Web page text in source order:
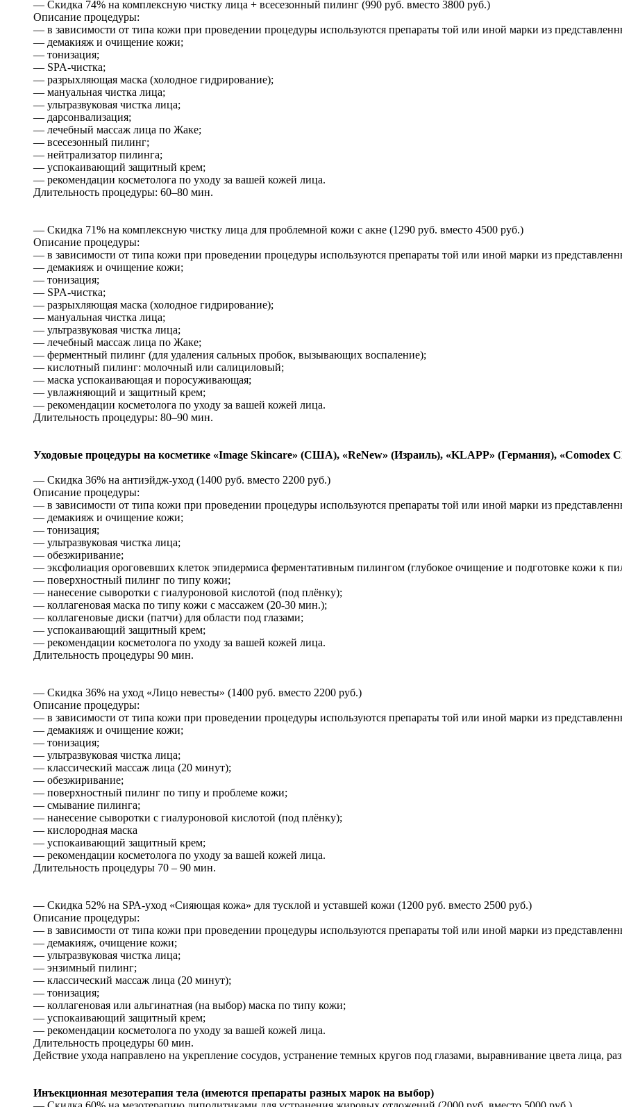
— Скидка 74% на комплексную чистку лица + всесезонный пилинг (990 руб. вместо 3800 руб.)
Описание процедуры:
— в зависимости от типа кожи при проведении процедуры используются препараты той или иной марки из
— демакияж и очищение кожи;
— тонизация;
— SPA-чистка;
— разрыхляющая маска (холодное гидрирование);
— мануальная чистка лица;
— ультразвуковая чистка лица;
— дарсонвализация;
— лечебный массаж лица по Жаке;
— всесезонный пилинг;
— нейтрализатор пилинга;
— успокаивающий защитный крем;
— рекомендации косметолога по уходу за вашей кожей лица.
Длительность процедуры: 60–80 мин.
— Скидка 71% на комплексную чистку лица для проблемной кожи с акне (1290 руб. вместо 4500 руб.)
Описание процедуры:
— в зависимости от типа кожи при проведении процедуры используются препараты той или иной марки из
— демакияж и очищение кожи;
— тонизация;
— SPA-чистка;
— разрыхляющая маска (холодное гидрирование);
— мануальная чистка лица;
— ультразвуковая чистка лица;
— лечебный массаж лица по Жаке;
— ферментный пилинг (для удаления сальных пробок, вызывающих воспаление);
— кислотный пилинг: молочный или салициловый;
— маска успокаивающая и поросуживающая;
— увлажняющий и защитный крем;
— рекомендации косметолога по уходу за вашей кожей лица.
Длительность процедуры: 80–90 мин.
Уходовые процедуры на косметике «Image Skincare» (США), «ReNew» (Израиль), «KLAPP» (Германия), «Comodex
— Скидка 36% на антиэйдж-уход (1400 руб. вместо 2200 руб.)
Описание процедуры:
— в зависимости от типа кожи при проведении процедуры используются препараты той или иной марки из
— демакияж и очищение кожи;
— тонизация;
— ультразвуковая чистка лица;
— обезжиривание;
— эксфолиация ороговевших клеток эпидермиса ферментативным пилингом (глубокое очищение и подготовке кожи к
— поверхностный пилинг по типу кожи;
— нанесение сыворотки с гиалуроновой кислотой (под плёнку);
— коллагеновая маска по типу кожи с массажем (20-30 мин.);
— коллагеновые диски (патчи) для области под глазами;
— успокаивающий защитный крем;
— рекомендации косметолога по уходу за вашей кожей лица.
Длительность процедуры 90 мин.
— Скидка 36% на уход «Лицо невесты» (1400 руб. вместо 2200 руб.)
Описание процедуры:
— в зависимости от типа кожи при проведении процедуры используются препараты той или иной марки из
— демакияж и очищение кожи;
— тонизация;
— ультразвуковая чистка лица;
— классический массаж лица (20 минут);
— обезжиривание;
— поверхностный пилинг по типу и проблеме кожи;
— смывание пилинга;
— нанесение сыворотки с гиалуроновой кислотой (под плёнку);
— кислородная маска
— успокаивающий защитный крем;
— рекомендации косметолога по уходу за вашей кожей лица.
Длительность процедуры 70 – 90 мин.
— Скидка 52% на SРА-уход «Сияющая кожа» для тусклой и уставшей кожи (1200 руб. вместо 2500 руб.)
Описание процедуры:
— в зависимости от типа кожи при проведении процедуры используются препараты той или иной марки из
— демакияж, очищение кожи;
— ультразвуковая чистка лица;
— энзимный пилинг;
— классический массаж лица (20 минут);
— тонизация;
— коллагеновая или альгинатная (на выбор) маска по типу кожи;
— успокаивающий защитный крем;
— рекомендации косметолога по уходу за вашей кожей лица.
Длительность процедуры 60 мин.
Действие ухода направлено на укрепление сосудов, устранение темных кругов под глазами, выравнивание цвета лица,
Инъекционная мезотерапия тела (имеются препараты разных марок на выбор)